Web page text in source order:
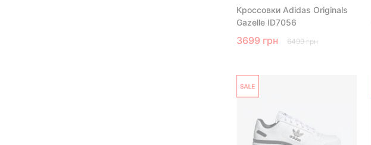
Кроссовки Adidas Originals
Gazelle ID7056
3699 грн 6499 грн